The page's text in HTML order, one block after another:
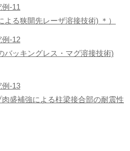
例-11
よる狭開先レーザ溶接技術) ＊）
例-12
バッキングレス・マグ溶接技術)
例-13
肉盛補強による柱梁接合部の耐震性